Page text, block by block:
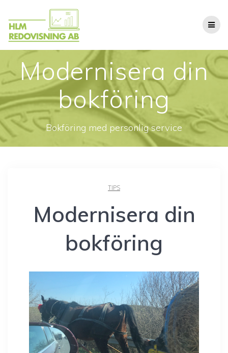
Modernisera din
bokföring
Bokföring med personlig service
TIPS
Modernisera din
bokföring